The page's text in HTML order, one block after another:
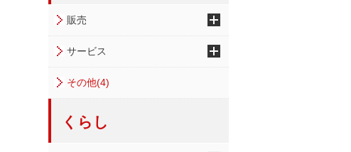
販売
サービス
その他(4)
くらし